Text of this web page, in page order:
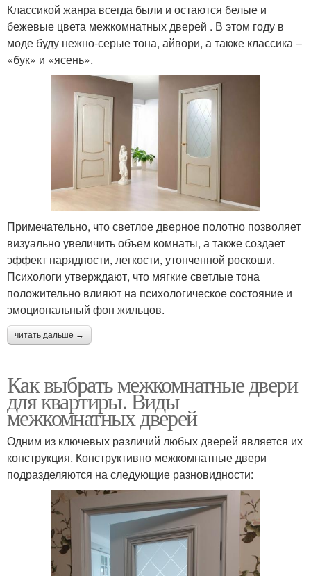
Классикой жанра всегда были и остаются белые и
бежевые цвета межкомнатных дверей . В этом году в
моде буду нежно-серые тона, айвори, а также классика –
«бук» и «ясень».
Примечательно, что светлое дверное полотно позволяет
визуально увеличить объем комнаты, а также создает
эффект нарядности, легкости, утонченной роскоши.
Психологи утверждают, что мягкие светлые тона
положительно влияют на психологическое состояние и
эмоциональный фон жильцов.
читать дальше →
Как выбрать межкомнатные двери
для квартиры. Виды
межкомнатных дверей
Одним из ключевых различий любых дверей является их
конструкция. Конструктивно межкомнатные двери
подразделяются на следующие разновидности: